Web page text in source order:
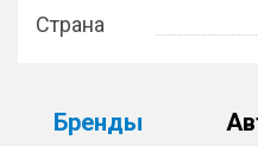
Страна
Бренды